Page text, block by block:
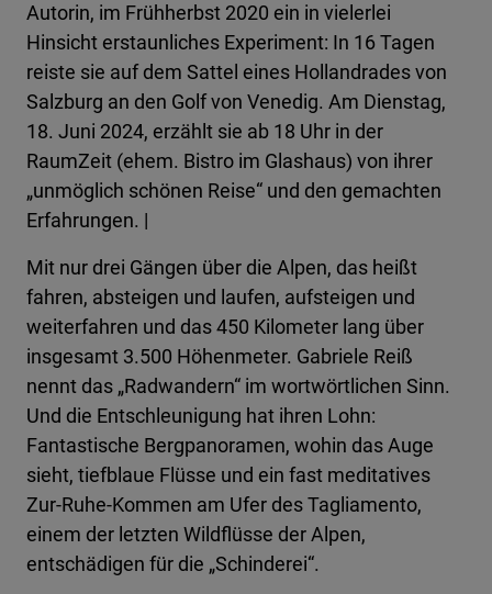
Autorin, im Frühherbst 2020 ein in vielerlei
Hinsicht erstaunliches Experiment: In 16 Tagen
reiste sie auf dem Sattel eines Hollandrades von
Salzburg an den Golf von Venedig. Am Dienstag,
18. Juni 2024, erzählt sie ab 18 Uhr in der
RaumZeit (ehem. Bistro im Glashaus) von ihrer
„unmöglich schönen Reise“ und den gemachten
Erfahrungen. |
Mit nur drei Gängen über die Alpen, das heißt
fahren, absteigen und laufen, aufsteigen und
weiterfahren und das 450 Kilometer lang über
insgesamt 3.500 Höhenmeter. Gabriele Reiß
nennt das „Radwandern“ im wortwörtlichen Sinn.
Und die Entschleunigung hat ihren Lohn:
Fantastische Bergpanoramen, wohin das Auge
sieht, tiefblaue Flüsse und ein fast meditatives
Zur-Ruhe-Kommen am Ufer des Tagliamento,
einem der letzten Wildflüsse der Alpen,
entschädigen für die „Schinderei“.